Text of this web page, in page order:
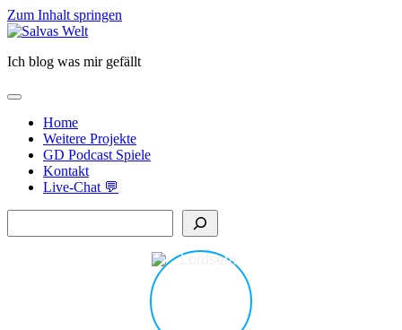
Zum Inhalt springen
Salvas
Ich blog was mir gefällt
open
primary
menu Home
Weitere Projekte
GD Podcast Spiele
Kontakt
Live-Chat 💬